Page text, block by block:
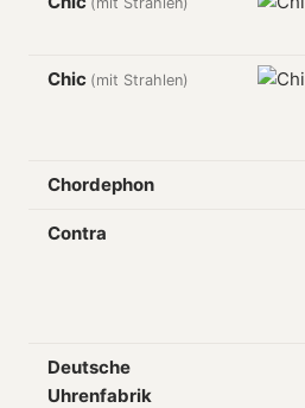
Chic (mit Strahlen)
Chordephon
Contra
Deutsche
Uhrenfabrik